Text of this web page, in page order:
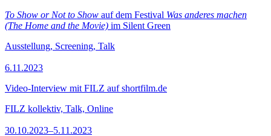
To Show or Not to Show auf dem Festival Was anderes machen
(The Home and the Movie) im Silent Green
Ausstellung, Screening, Talk
6.11.2023
Video-Interview mit FILZ auf shortfilm.de
FILZ kollektiv, Talk, Online
30.10.2023–5.11.2023